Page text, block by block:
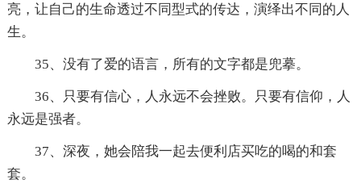
亮，让自己的生命透过不同型式的传达，演绎出不同的人
生。
35、没有了爱的语言，所有的文字都是兜摹。
36、只要有信心，人永远不会挫败。只要有信仰，人
永远是强者。
37、深夜，她会陪我一起去便利店买吃的喝的和套
套。